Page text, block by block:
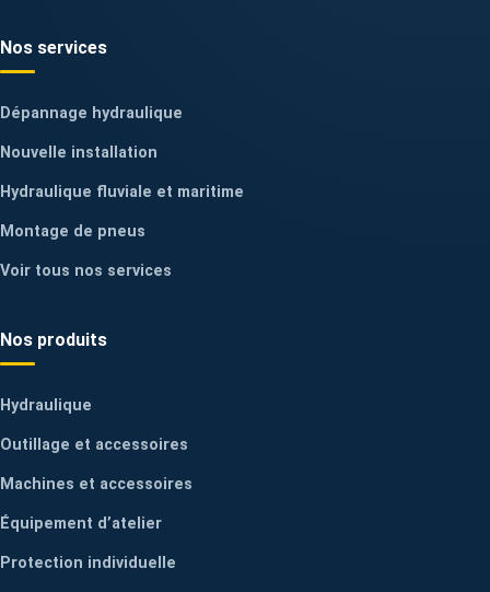
Nos services
Dépannage hydraulique
Nouvelle installation
Hydraulique fluviale et maritime
Montage de pneus
Voir tous nos services
Nos produits
Hydraulique
Outillage et accessoires
Machines et accessoires
Équipement d’atelier
Protection individuelle